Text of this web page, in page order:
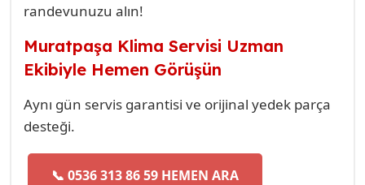
randevunuzu alın!
Muratpaşa Klima Servisi Uzman
Ekibiyle Hemen Görüşün
Aynı gün servis garantisi ve orijinal yedek parça
desteği.
📞 0536 313 86 59 HEMEN ARA